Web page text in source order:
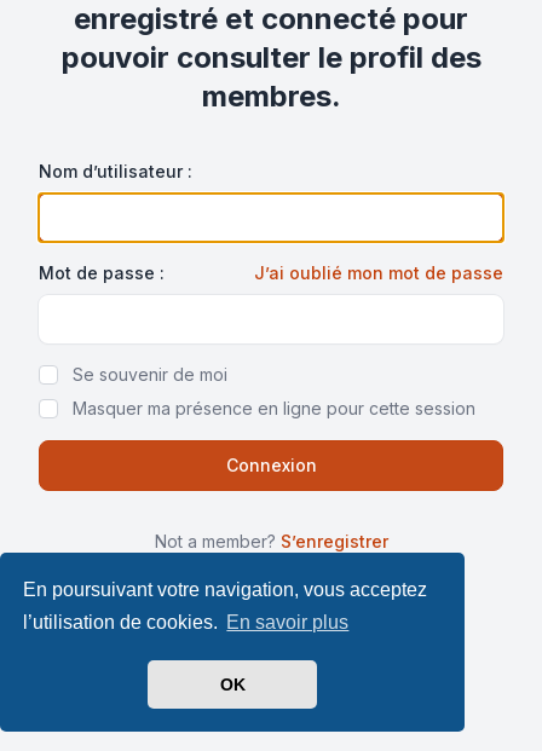
En poursuivant votre navigation, vous acceptez
l’utilisation de cookies. En savoir plus
OK
enregistré et connecté pour
pouvoir consulter le profil des
membres.
Nom d’utilisateur :
Mot de passe : J’ai oublié mon mot de passe
Se souvenir de moi
Masquer ma présence en ligne pour cette session
Not a member? S’enregistrer